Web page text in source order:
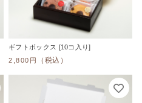
ギフトボックス [10コ入り]
2,800円
（税込）